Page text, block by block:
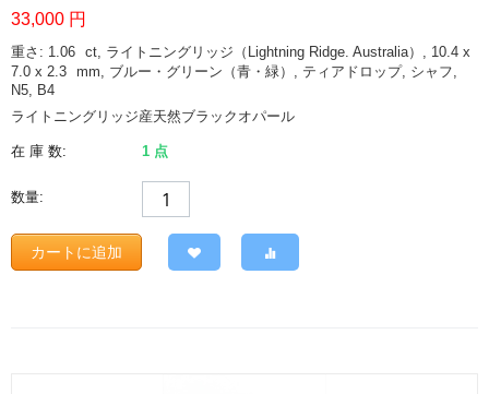
33,000 円
重さ: 1.06 ct, ライトニングリッジ（Lightning Ridge. Australia）, 10.4 x
7.0 x 2.3 mm, ブルー・グリーン（青・緑）, ティアドロップ, シャフ,
N5, B4
ライトニングリッジ産天然ブラックオパール
在 庫 数: 1 点
数量:
カートに追加